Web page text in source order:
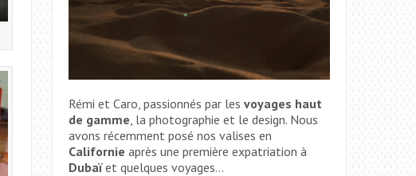
Rémi et Caro, passionnés par lesvoyages haut
de gamme , la photographie et le design. Nous
avons récemment posé nos valises en
Californie après une première expatriation à
Dubaïet quelques voyages...